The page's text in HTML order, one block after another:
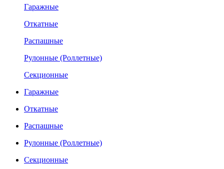
Гаражные
Откатные
Распашные
Рулонные (Роллетные)
Секционные
Гаражные
Откатные
Распашные
Рулонные (Роллетные)
Секционные